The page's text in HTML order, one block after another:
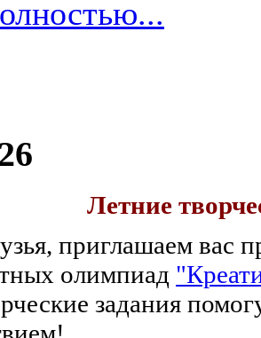
Летние
приглашаем вас
олимпиад
задания